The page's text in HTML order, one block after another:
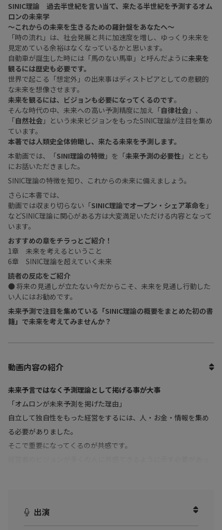
SINIC理論 過去半世紀を言い当て、来たる半世紀を予測するオム
ロンの未来学
〜これからの未来を生きるための羅針盤をあなたへ〜
「時の流れ」は、社会発展と共に加速度を増し、ゆっくり未来を
見定めている余裕はなくなっているかと思います。
自動車が誕生した時には「馬のない馬車」と呼んだように未来を
観るには歴史も必要です。
世界で起こる「想定外」の出来事はディストピアとしての悲観的
な未来を想像させます。
未来を観るには、ビジョンも必要になってくるのです。
そんな時代の中、未来への高い予測精度に加え「自律社会 」、
「自然社会 」という未来ビジョンをもったSINIC理論が注目を集め
ています。
本著では人類史全体俯瞰し、来たる未来を予測します。
本動画では、「SINI理論の特徴 」を「未来予測の必要性 」ととも
にお話いただきました。
SINIC理論の特徴を知り、これからの未来に備えましょう。
さらに本書では、
動画では収まり切らない「SINIC理論でオープン・シェア革命を 」
などSINIC理論に関心がある方は大変満足いただける内容となって
います。
おすすめの章をチラっとご紹介！
1章 未来を考えるということ
6章 SINIC理論を超えていく未来
読者の反応をご紹介
● 将来の見通しが立たない今だからこそ、未来を見通し行動した
い人にはお勧めです。
未来予測で注目を集めている「SINIC理論の概要をまとめた初の書
籍」で未来を考えてみませんか？
動画内容の紹介
未来予言ではなく予測理論として掲げる事が大事
「オムロンが未来予測を掲げた理由」
自立して独自性をもった経営をするには、人・お金・情報を集め
る必要がありました。
そこで重要になってくるのが共感です。
ついて詳しくお伺いしました。
SINIC理論に関心がある、未来の社会がどうなっていくのか興味が
出演